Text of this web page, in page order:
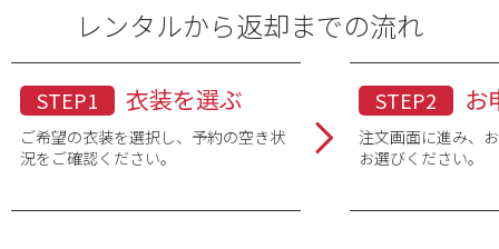
レンタルから返却までの流れ
STEP1 衣装を選ぶ
ご希望の衣装を選択し、予約の空き状
況をご確認ください。
STEP2 お
注文画面に進み、
お選びください。